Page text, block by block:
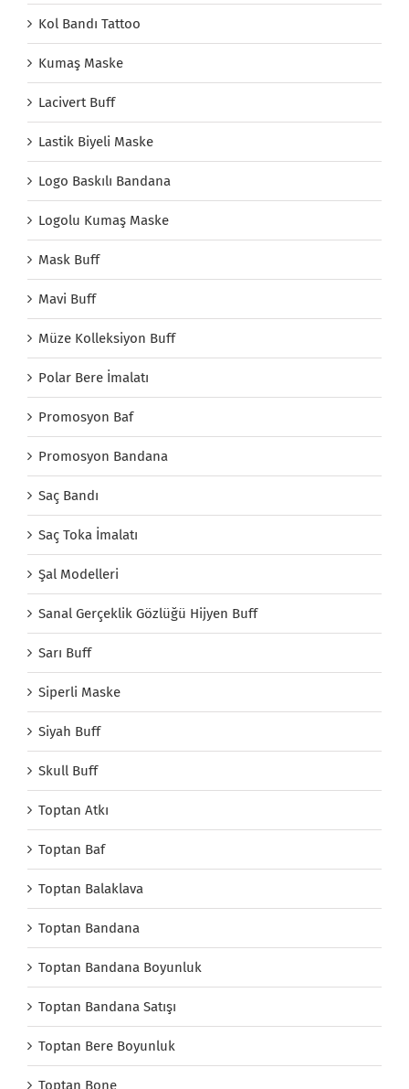
Kol Bandı Tattoo
Kumaş Maske
Lacivert Buff
Lastik Biyeli Maske
Logo Baskılı Bandana
Logolu Kumaş Maske
Mask Buff
Mavi Buff
Müze Kolleksiyon Buff
Polar Bere İmalatı
Promosyon Baf
Promosyon Bandana
Saç Bandı
Saç Toka İmalatı
Şal Modelleri
Sanal Gerçeklik Gözlüğü Hijyen Buff
Sarı Buff
Siperli Maske
Siyah Buff
Skull Buff
Toptan Atkı
Toptan Baf
Toptan Balaklava
Toptan Bandana
Toptan Bandana Boyunluk
Toptan Bandana Satışı
Toptan Bere Boyunluk
Toptan Bone